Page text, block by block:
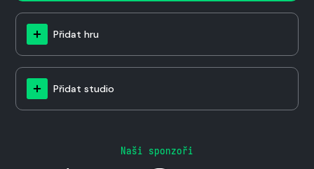
Přidat hru
Přidat studio
Naši sponzoři